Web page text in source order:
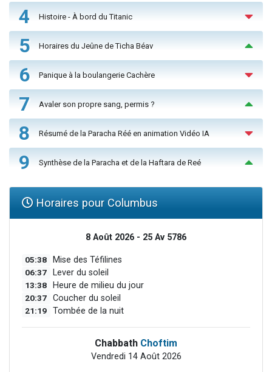
4 Histoire - À bord du Titanic
5 Horaires du Jeûne de Ticha Béav
6 Panique à la boulangerie Cachère
7 Avaler son propre sang, permis ?
8 Résumé de la Paracha Réé en animation Vidéo IA
9 Synthèse de la Paracha et de la Haftara de Reé
Horaires pour Columbus
8 Août 2026 - 25 Av 5786
05:38 Mise des Téfilines
06:37 Lever du soleil
13:38 Heure de milieu du jour
20:37 Coucher du soleil
21:19 Tombée de la nuit
Chabbath Choftim
Vendredi 14 Août 2026